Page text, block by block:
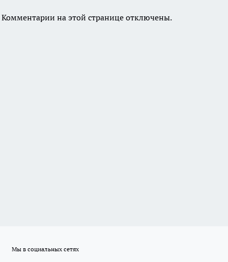
Комментарии на этой странице отключены.
Мы в социальных сетях